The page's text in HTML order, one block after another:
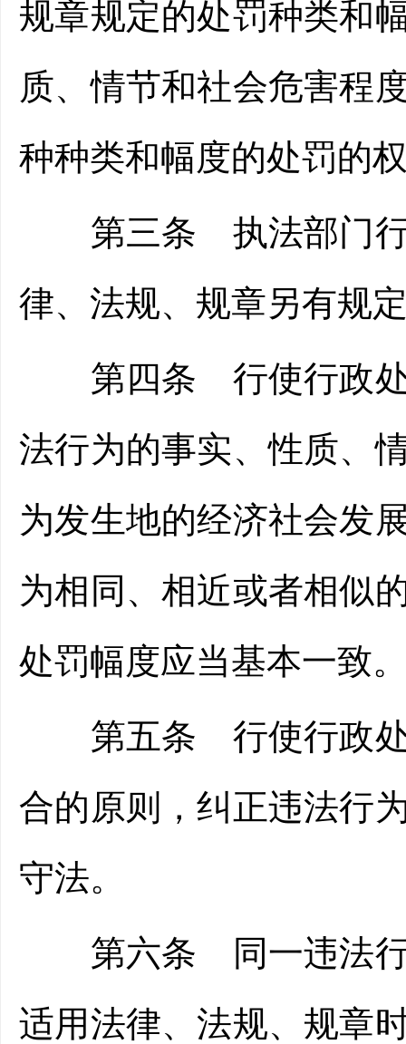
规章规定的处罚种类和
质、情节和社会危害程
种种类和幅度的处罚的
第三条 执法部门行
律、法规、规章另有规
第四条 行使行政处
法行为的事实、性质、
为发生地的经济社会发
为相同、相近或者相似
处罚幅度应当基本一致
第五条 行使行政处
合的原则，纠正违法行
守法。
第六条 同一违法行
适用法律、法规、规章